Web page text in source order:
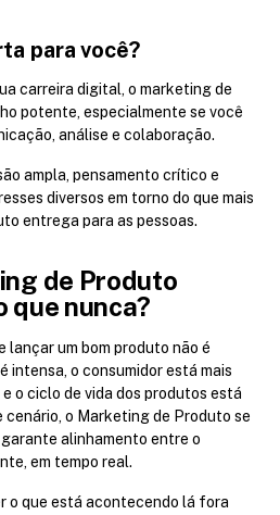
para você?
carreira digital, o marketing de
potente, especialmente se você
análise e colaboração.
ampla, pensamento crítico e
diversos em torno do que mais
entrega para as pessoas.
de Produto
que nunca?
lançar um bom produto não é
intensa, o consumidor está mais
o ciclo de vida dos produtos está
cenário, o Marketing de Produto se
alinhamento entre o
em tempo real.
o que está acontecendo lá fora